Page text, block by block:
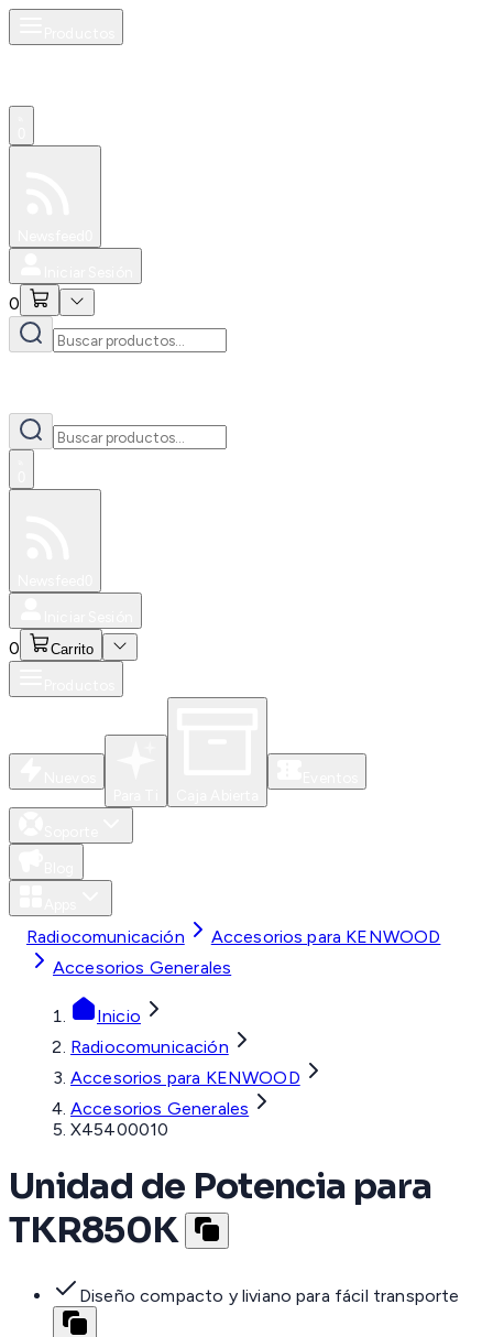
0
0 Carrito
Radiocomunicación
Accesorios para KENWOOD
Accesorios Generales
Inicio
Radiocomunicación
Accesorios para KENWOOD
Accesorios Generales
X45400010
Unidad de Potencia para
TKR850K
Diseño compacto y liviano para fácil transporte